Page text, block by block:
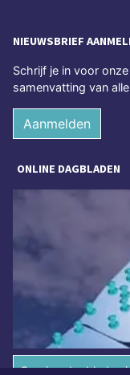
NIEUWSBRIEF
Schrijf je in voor
samenvatting van
Aanmelden
ONLINE DAGBLADEN
Overige dagbladen